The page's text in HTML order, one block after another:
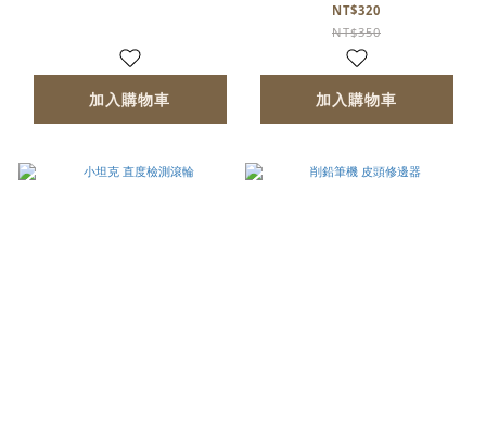
加入購物車
NT$320
NT$350
加入購物車